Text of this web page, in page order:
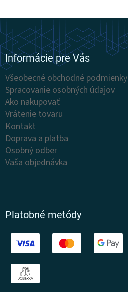
Z
á
p
ä
t
Informácie pre Vás
Všeobecné obchodné podmienky
Spracovanie osobných údajov
Ako nakupovať
Vrátenie tovaru
Kontakt
Doprava a platba
Osobný odber
Vaša objednávka
Platobné metódy